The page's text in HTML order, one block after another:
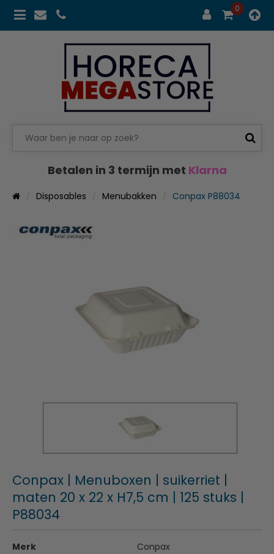
0
Betalen in 3 termijn met Klarna
Disposables Menubakken Conpax P88034
Conpax | Menuboxen | suikerriet |
maten 20 x 22 x H7,5 cm | 125 stuks |
P88034
Merk
Conpax